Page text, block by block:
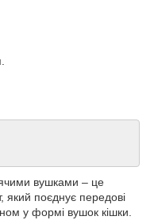
вушками – це
який поєднує передові
у формі вушок кішки.